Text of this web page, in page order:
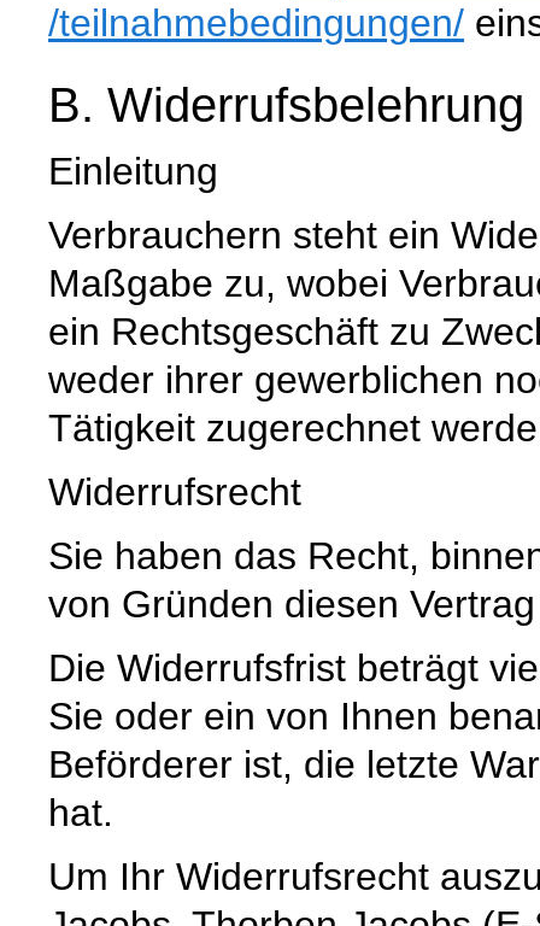
/teilnahmebedingungen/
B. Widerrufsbelehrung
Einleitung
Verbrauchern steht ein
Maßgabe zu, wobei
ein Rechtsgeschäft zu
weder ihrer gewerblichen
Tätigkeit zugerechnet
Widerrufsrecht
Sie haben das Recht,
von Gründen diesen
Die Widerrufsfrist beträgt
Sie oder ein von Ihnen
Beförderer ist, die letzte
hat.
Um Ihr Widerrufsrecht